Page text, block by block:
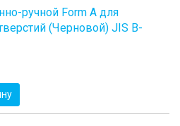
ручной Form A для
(Черновой) JIS B-